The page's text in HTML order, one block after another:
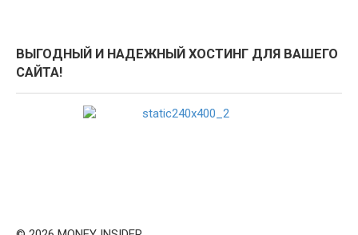
ВЫГОДНЫЙ И НАДЕЖНЫЙ ХОСТИНГ ДЛЯ ВАШЕГО
САЙТА!